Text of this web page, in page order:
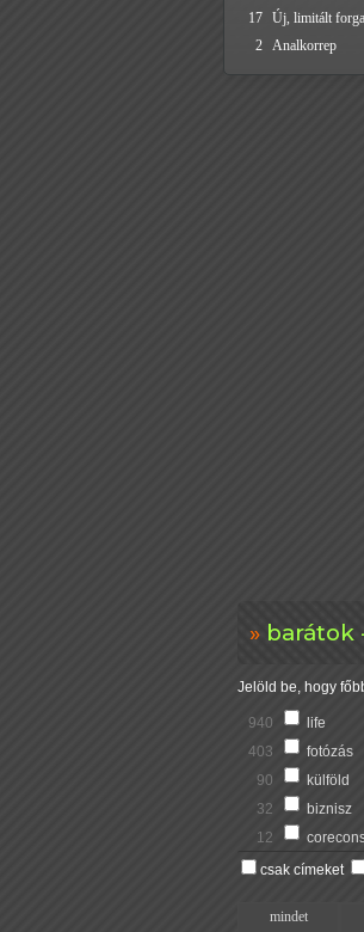
barátok
Jelöld be, hogy
940 life
403
fotózás
90
külföld
32
biznisz
12
csak címeket
mindet
17 Új, limitált
2 Analkorrep